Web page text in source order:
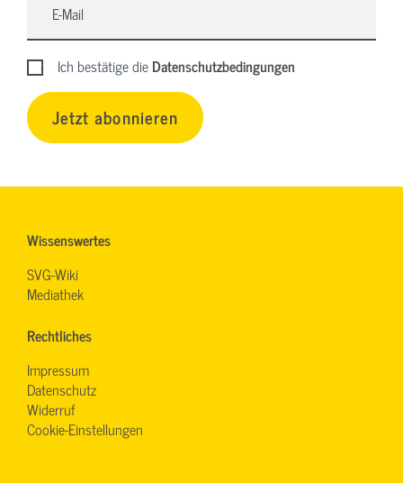
Ich bestätige dieDatenschutzbedingungen
Jetzt abonnieren
Wissenswertes
SVG-Wiki
Mediathek
Rechtliches
Impressum
Datenschutz
Widerruf
Cookie-Einstellungen